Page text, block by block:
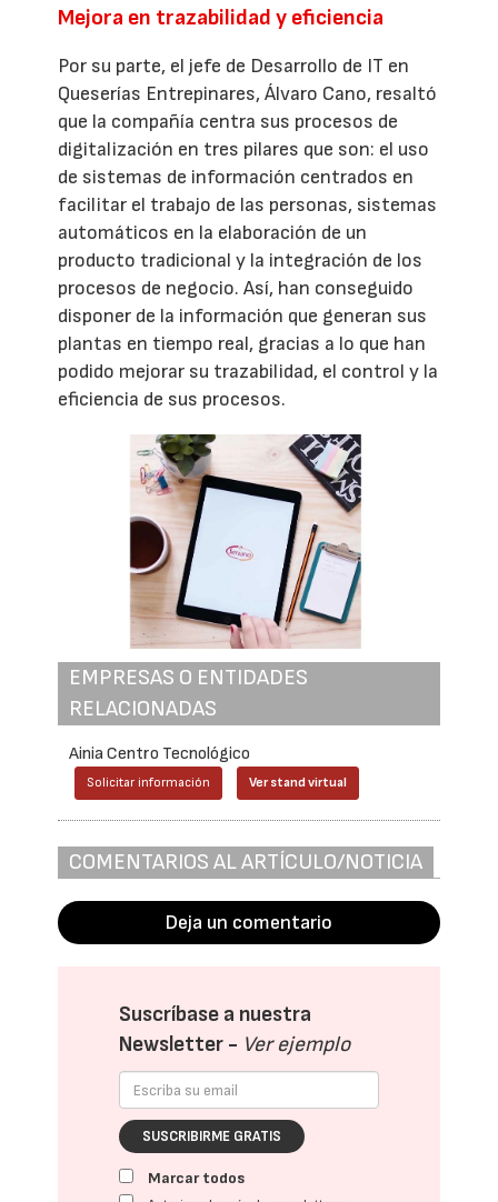
Mejora en trazabilidad y eficiencia
Por su parte, el jefe de Desarrollo de IT en
Queserías Entrepinares, Álvaro Cano, resaltó
que la compañía centra sus procesos de
digitalización en tres pilares que son: el uso
de sistemas de información centrados en
facilitar el trabajo de las personas, sistemas
automáticos en la elaboración de un
producto tradicional y la integración de los
procesos de negocio. Así, han conseguido
disponer de la información que generan sus
plantas en tiempo real, gracias a lo que han
podido mejorar su trazabilidad, el control y la
eficiencia de sus procesos.
EMPRESAS O ENTIDADES
RELACIONADAS
Ainia Centro Tecnológico
Solicitar información Ver stand virtual
COMENTARIOS AL ARTÍCULO/NOTICIA
Deja un comentario
Suscríbase a nuestra
Newsletter - Ver ejemplo
SUSCRIBIRME GRATIS
Marcar todos